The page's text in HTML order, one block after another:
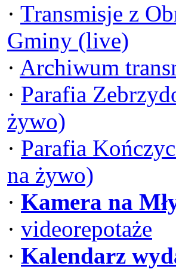
· Transmisje z
Gminy (live)
· Archiwum
· Parafia
żywo)
· Parafia
na żywo)
· Kamera na
· videorepotaże
· Kalendarz